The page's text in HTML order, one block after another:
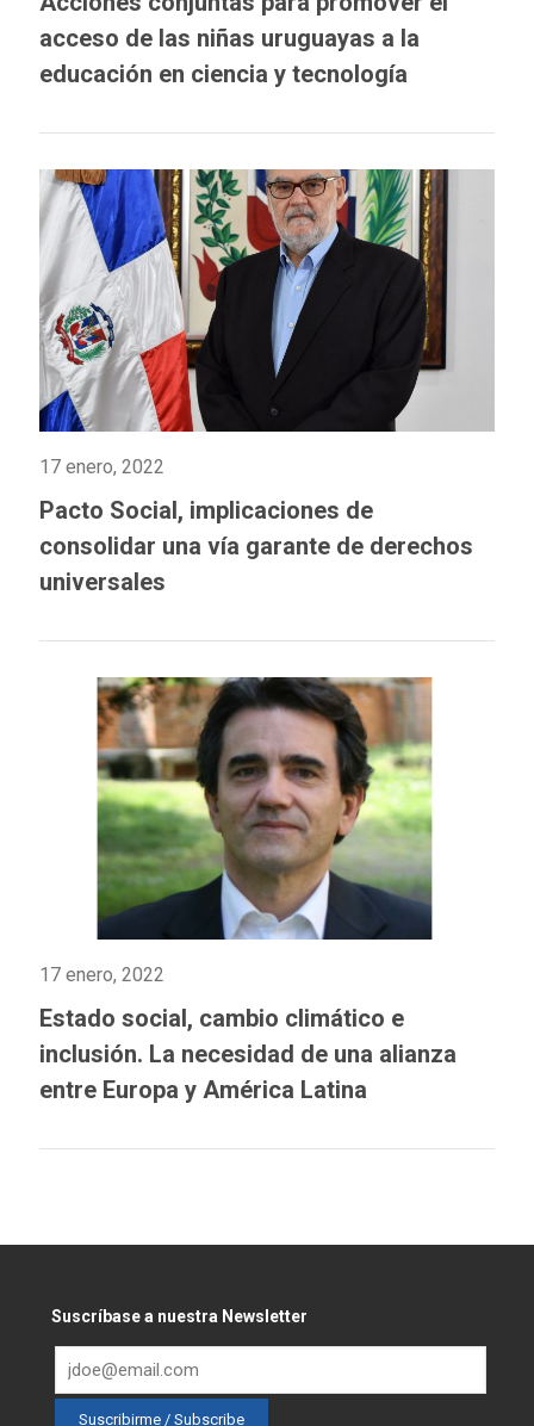
acceso de las niñas uruguayas a la
educación en ciencia y tecnología
17 enero, 2022
Pacto Social, implicaciones de
consolidar una vía garante de derechos
universales
17 enero, 2022
Estado social, cambio climático e
inclusión. La necesidad de una alianza
entre Europa y América Latina
Suscríbase a nuestra Newsletter